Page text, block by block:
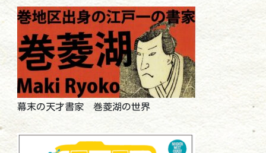
幕末の天才書家 巻菱湖の世界